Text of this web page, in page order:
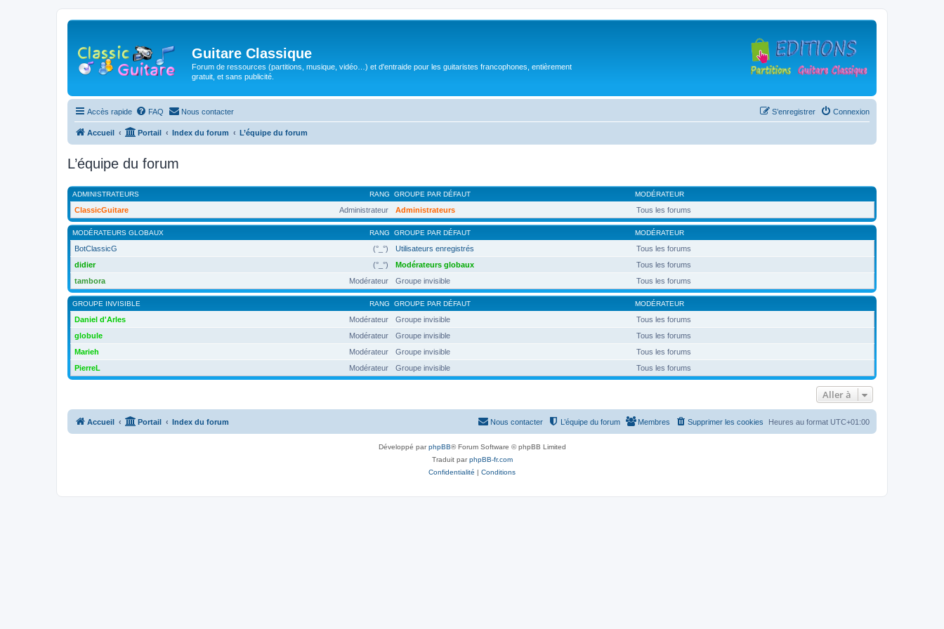
Guitare Classique
Forum de ressources (partitions, musique, vidéo…) et d'entraide pour les guitaristes francophones, entièrement
gratuit, et sans publicité.
Accès rapide FAQ Nous contacter Connexion
S’enregistrer
Accueil Portail Index du forum L’équipe du forum
L’équipe du forum
RANG
ADMINISTRATEURS GROUPE PAR DÉFAUT MODÉRATEUR
Administrateur
ClassicGuitare Administrateurs Tous les forums
RANG
MODÉRATEURS GLOBAUX GROUPE PAR DÉFAUT MODÉRATEUR
(°_°)
BotClassicG Utilisateurs enregistrés
Tous les forums
(°_°)
didier Modérateurs globaux
Tous les forums
Modérateur
tambora Groupe invisible Tous les forums
RANG
GROUPE INVISIBLE GROUPE PAR DÉFAUT MODÉRATEUR
Modérateur
Daniel d'Arles Groupe invisible
Tous les forums
Modérateur
globule Groupe invisible
Tous les forums
Modérateur
Marieh Groupe invisible
Tous les forums
Modérateur
PierreL Groupe invisible Tous les forums
Aller à
Accueil Portail Index du forum Heures au format UTC+01:00
Supprimer les cookies
Membres
L’équipe du forum
Nous contacter
Développé parphpBB® Forum Software © phpBB Limited
Traduit parphpBB-fr.com
Confidentialité | Conditions